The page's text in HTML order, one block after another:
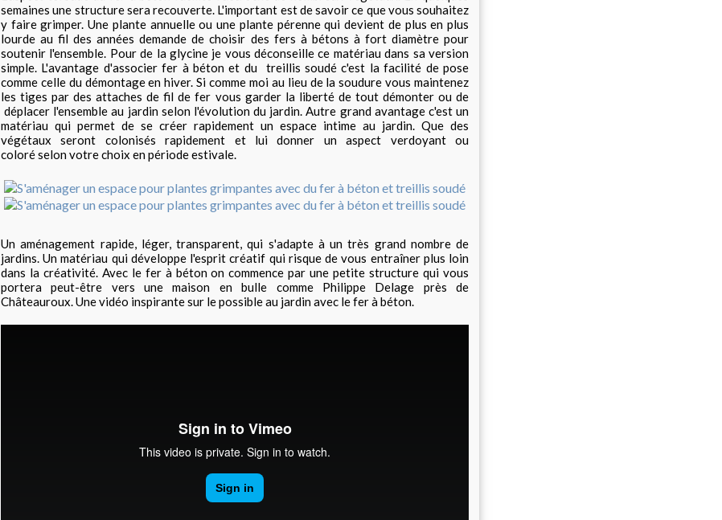
semaines une structure sera recouverte. L'important est de savoir ce que vous souhaitez
y faire grimper. Une plante annuelle ou une plante pérenne qui devient de plus en plus
lourde au fil des années demande de choisir des fers à bétons à fort diamètre pour
soutenir l'ensemble. Pour de la glycine je vous déconseille ce matériau dans sa version
simple. L'avantage d'associer fer à béton et du treillis soudé c'est la facilité de pose
comme celle du démontage en hiver. Si comme moi au lieu de la soudure vous maintenez
les tiges par des attaches de fil de fer vous garder la liberté de tout démonter ou de
déplacer l'ensemble au jardin selon l'évolution du jardin. Autre grand avantage c'est un
matériau qui permet de se créer rapidement un espace intime au jardin. Que des
végétaux seront colonisés rapidement et lui donner un aspect verdoyant ou
coloré selon votre choix en période estivale.
Un aménagement rapide, léger, transparent, qui s'adapte à un très grand nombre de
jardins. Un matériau qui développe l'esprit créatif qui risque de vous entraîner plus loin
dans la créativité. Avec le fer à béton on commence par une petite structure qui vous
portera peut-être vers une maison en bulle comme Philippe Delage près de
Châteauroux. Une vidéo inspirante sur le possible au jardin avec le fer à béton.